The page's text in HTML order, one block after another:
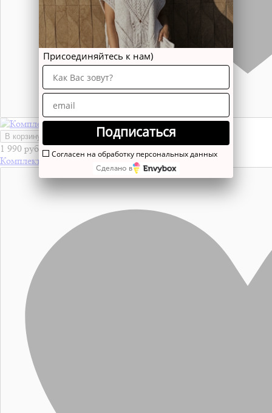
В корзину
1 990 руб
Комплект 2 мк - топ и юбка "Мерида"
Присоединяйтесь к нам)
Подписаться
Согласен на обработку персональных данных
Сделано в